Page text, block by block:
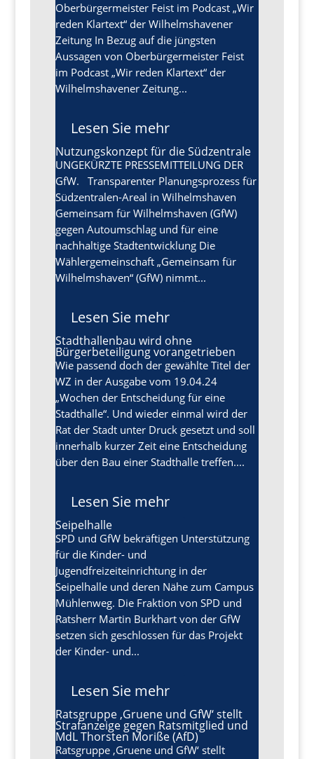
Oberbürgermeister Feist im Podcast „Wir
reden Klartext“ der Wilhelmshavener
Zeitung In Bezug auf die jüngsten
Aussagen von Oberbürgermeister Feist
im Podcast „Wir reden Klartext“ der
Wilhelmshavener Zeitung...
Lesen Sie mehr
Nutzungskonzept für die Südzentrale
UNGEKÜRZTE PRESSEMITTEILUNG DER
GfW. Transparenter Planungsprozess für
Südzentralen-Areal in Wilhelmshaven
Gemeinsam für Wilhelmshaven (GfW)
gegen Autoumschlag und für eine
nachhaltige Stadtentwicklung Die
Wählergemeinschaft „Gemeinsam für
Wilhelmshaven“ (GfW) nimmt...
Lesen Sie mehr
Stadthallenbau wird ohne
Bürgerbeteiligung vorangetrieben
Wie passend doch der gewählte Titel der
WZ in der Ausgabe vom 19.04.24
„Wochen der Entscheidung für eine
Stadthalle“. Und wieder einmal wird der
Rat der Stadt unter Druck gesetzt und soll
innerhalb kurzer Zeit eine Entscheidung
über den Bau einer Stadthalle treffen....
Lesen Sie mehr
Seipelhalle
SPD und GfW bekräftigen Unterstützung
für die Kinder- und
Jugendfreizeiteinrichtung in der
Seipelhalle und deren Nähe zum Campus
Mühlenweg. Die Fraktion von SPD und
Ratsherr Martin Burkhart von der GfW
setzen sich geschlossen für das Projekt
der Kinder- und...
Lesen Sie mehr
Ratsgruppe ‚Gruene und GfW‘ stellt
Strafanzeige gegen Ratsmitglied und
MdL Thorsten Moriße (AfD)
Ratsgruppe ‚Gruene und GfW‘ stellt